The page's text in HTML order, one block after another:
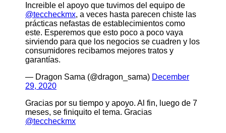
Increible el apoyo que tuvimos del equipo de
@teccheckmx, a veces hasta parecen chiste las
prácticas nefastas de establecimientos como
este. Esperemos que esto poco a poco vaya
sirviendo para que los negocios se cuadren y los
consumidores recibamos mejores tratos y
garantías.
— Dragon Sama (@dragon_sama) December
29, 2020
Gracias por su tiempo y apoyo. Al fin, luego de 7
meses, se finiquito el tema. Gracias
@teccheckmx